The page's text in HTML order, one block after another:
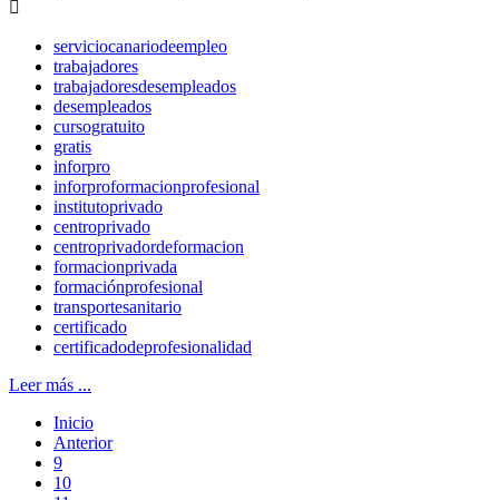

serviciocanariodeempleo
trabajadores
trabajadoresdesempleados
desempleados
cursogratuito
gratis
inforpro
inforproformacionprofesional
institutoprivado
centroprivado
centroprivadordeformacion
formacionprivada
formaciónprofesional
transportesanitario
certificado
certificadodeprofesionalidad
Leer más ...
Inicio
Anterior
9
10